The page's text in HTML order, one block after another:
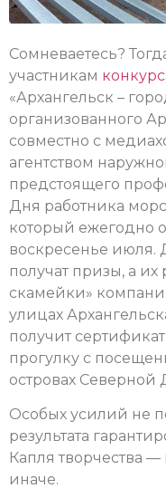
Сомневаетесь?
участникам
«Архангельск –
организованного
совместно с
агентством
предстоящего
Дня работника
который ежегодно
воскресенье июля.
получат призы, а
скамейки»
улицах
получит
прогулку с
островах Северной
Особых усилий не
результата
Капля творчества
иначе.